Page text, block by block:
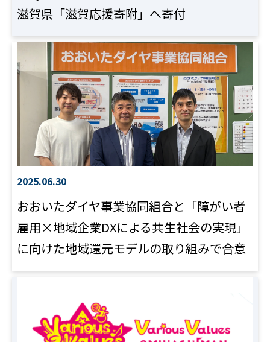
滋賀県「滋賀応援寄附」へ寄付
2025.06.30
おおいたダイヤ事業協同組合と「障がい者
雇用×地域企業DXによる共生社会の実現」
に向けた地域還元モデルの取り組みで合意